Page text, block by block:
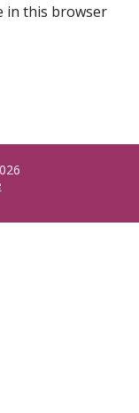
in this browser